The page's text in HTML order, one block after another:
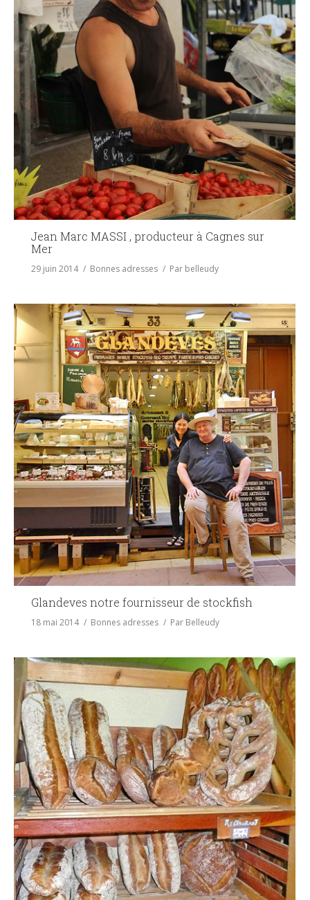
Jean Marc MASSI , producteur à Cagnes sur
Mer
29 juin 2014 Bonnes adresses Par belleudy
Glandeves notre fournisseur de stockfish
18 mai 2014 Bonnes adresses Par Belleudy